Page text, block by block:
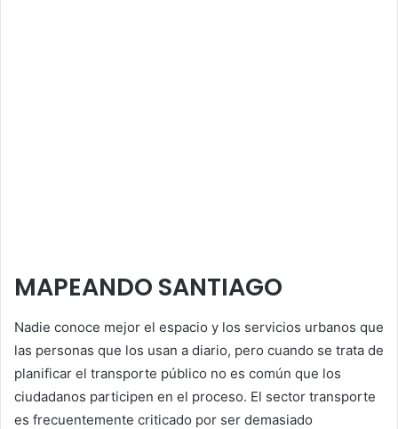
MAPEANDO SANTIAGO
Nadie conoce mejor el espacio y los servicios urbanos que
las personas que los usan a diario, pero cuando se trata de
planificar el transporte público no es común que los
ciudadanos participen en el proceso. El sector transporte
es frecuentemente criticado por ser demasiado